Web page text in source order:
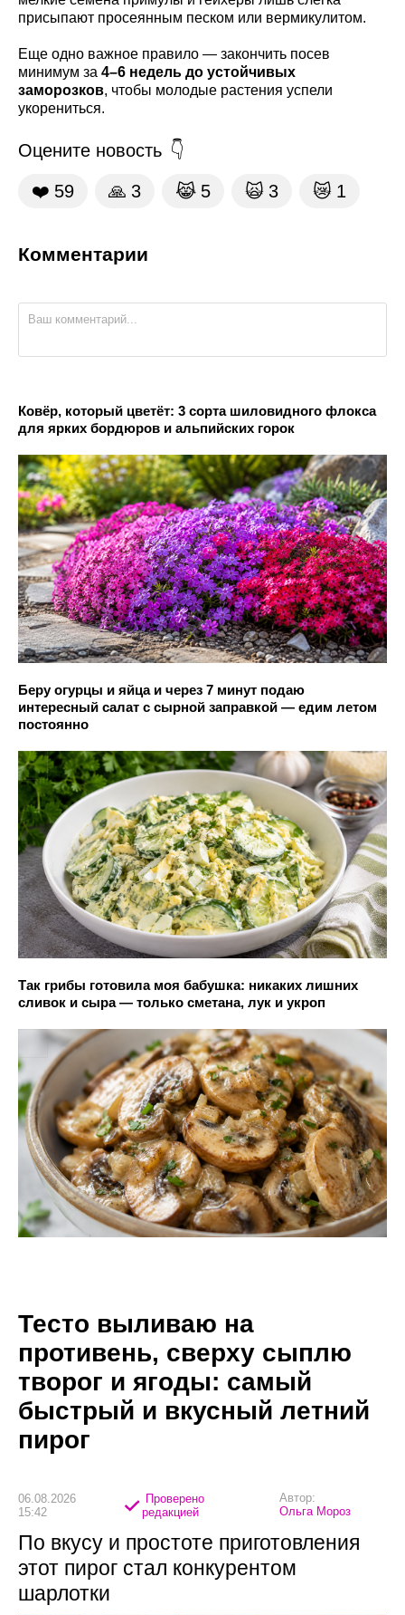
присыпают просеянным песком или вермикулитом.
Еще одно важное правило — закончить посев
минимум за 4–6 недель до устойчивых
заморозков, чтобы молодые растения успели
укорениться.
Оцените новость
❤️ 59 🙏 3 😹 5 🙀 3 😿 1
Комментарии
Ковёр, который цветёт: 3 сорта шиловидного флокса
для ярких бордюров и альпийских горок
Беру огурцы и яйца и через 7 минут подаю
интересный салат с сырной заправкой — едим летом
постоянно
Так грибы готовила моя бабушка: никаких лишних
сливок и сыра — только сметана, лук и укроп
Тесто выливаю на
противень, сверху сыплю
творог и ягоды: самый
быстрый и вкусный летний
пирог
06.08.2026
15:42
Проверено
редакцией
Автор:
Ольга Мороз
По вкусу и простоте приготовления
этот пирог стал конкурентом
шарлотки